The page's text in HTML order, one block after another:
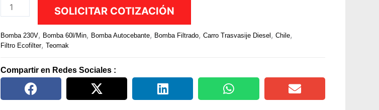
Carro
Trasvasije
Filtrado
Diésel
60
SOLICITAR COTIZACIÓN
Bomba 230V, Bomba 60l/min, Bomba Autocebante, Bomba Filtrado, Carro Trasvasije Diesel , Chile,
Filtro Ecofilter, Teomak
Compartir en Redes Sociales :